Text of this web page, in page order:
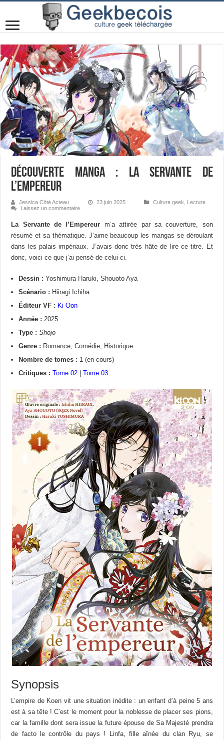
Découverte manga : La Servante de
l’Empereur
Jessica Côté Acteau 23 juin 2025 Culture geek
Lecture
Laissez un commentaire
La Servante de l’Empereur m’a attirée par sa couverture, son
résumé et sa thématique. J’aime beaucoup les mangas se déroulant
dans les palais impériaux. J’avais donc très hâte de lire ce titre. Et
donc, voici ce que j’ai pensé de celui-ci.
Dessin :Yoshimura Haruki, Shouoto Aya
Scénario : Hiiragi Ichiha
Éditeur VF : Ki-Oon
Année : 2025
Type :Shojo
Genre : Romance, Comédie, Historique
Nombre de tomes : 1 (en cours)
Critiques : Tome 02 |Tome 03
Synopsis
L’empire de Koen vit une situation inédite : un enfant d’à peine 5 ans
est à sa tête ! C’est le moment pour la noblesse de placer ses pions,
car la famille dont sera issue la future épouse de Sa Majesté prendra
de facto le contrôle du pays ! Linfa, fille aînée du clan Ryu, se